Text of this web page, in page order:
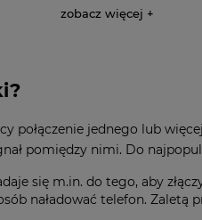
zobacz więcej
połączenie jednego lub
pomiędzy nimi. Do
się m.in. do tego, aby
naładować telefon. Zaletą